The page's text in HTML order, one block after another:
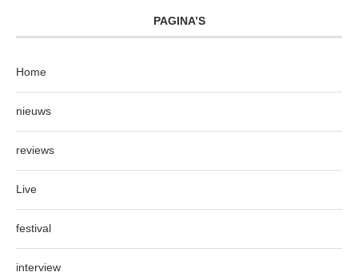
PAGINA’S
Home
nieuws
reviews
Live
festival
interview